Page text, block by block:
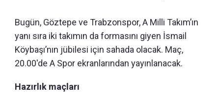
Bugün, Göztepe ve Trabzonspor, A Milli Takım’ın
yanı sıra iki takımın da formasını giyen İsmail
Köybaşı’nın jübilesi için sahada olacak. Maç,
20.00'de A Spor ekranlarından yayınlanacak.
Hazırlık maçları